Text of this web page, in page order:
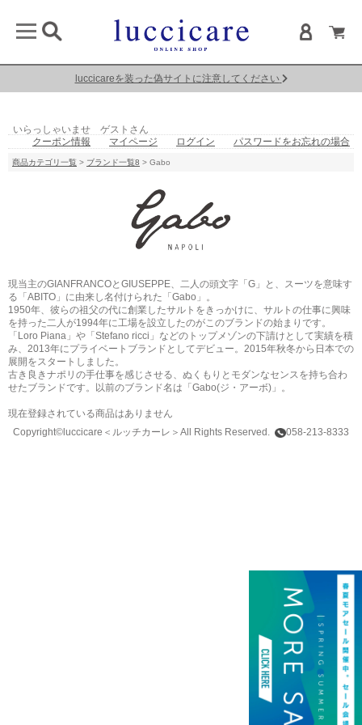
luccicareを装った偽サイトに注意してください
いらっしゃいませ ゲストさん
クーポン情報
マイページ ログイン パスワードをお忘れの場合
商品カテゴリ一覧 > ブランド一覧8 > Gabo
現当主のGIANFRANCOとGIUSEPPE、二人の頭文字「G」と、スーツを意味す
る「ABITO」に由来し名付けられた「Gabo」。
1950年、彼らの祖父の代に創業したサルトをきっかけに、サルトの仕事に興味
を持った二人が1994年に工場を設立したのがこのブランドの始まりです。
「Loro Piana」や「Stefano ricci」などのトップメゾンの下請けとして実績を積
み、2013年にプライベートブランドとしてデビュー。2015年秋冬から日本での
展開をスタートしました。
古き良きナポリの手仕事を感じさせる、ぬくもりとモダンなセンスを持ち合わ
せたブランドです。以前のブランド名は「Gabo(ジ・アーボ)」。
現在登録されている商品はありません
Copyright©luccicare ＜ルッチカーレ＞ All Rights Reserved. 058-213-8333